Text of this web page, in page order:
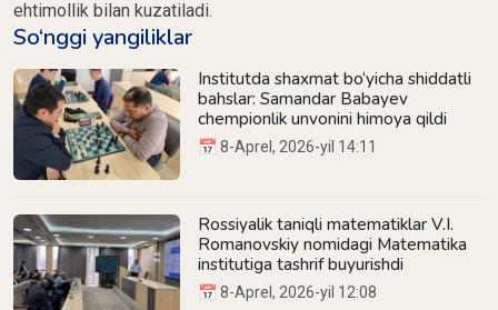
ehtimollik bilan kuzatiladi.
So‘nggi yangiliklar
Institutda shaxmat bo‘yicha shiddatli
bahslar: Samandar Babayev
chempionlik unvonini himoya qildi
📅 8-Aprel, 2026-yil 14:11
Rossiyalik taniqli matematiklar V.I.
Romanovskiy nomidagi Matematika
institutiga tashrif buyurishdi
📅 8-Aprel, 2026-yil 12:08